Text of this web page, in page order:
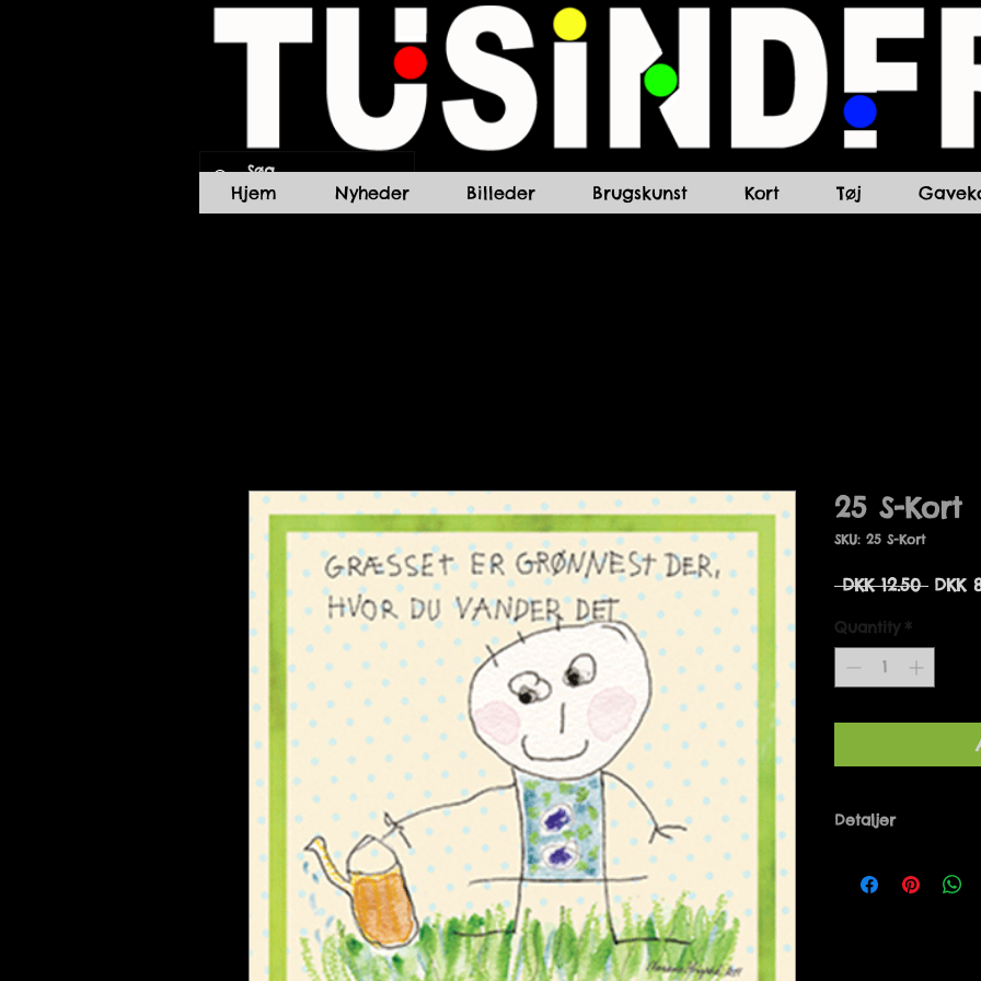
25 S-Kort
SKU: 25 S-Kort
DKK 12.50 DKK
Quantity *
Detaljer
Danmark. 14 x 14
Hjem Nyheder Billeder Brugskunst Kort Tøj